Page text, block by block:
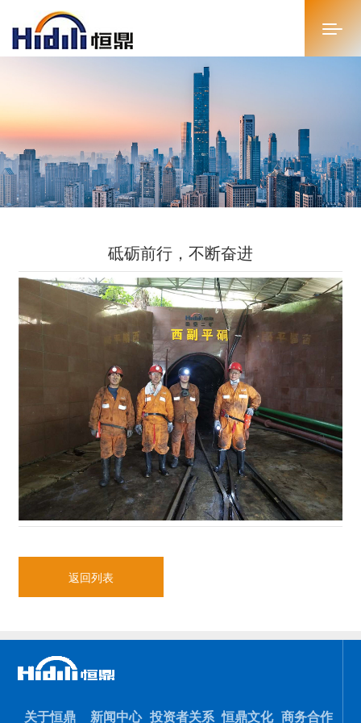
首页
关于恒鼎
新闻中心
恒鼎文化
商务合作
人才招聘
砥砺前行，不断奋进
返回列表
关于恒鼎 新闻中心 投资者关系 恒鼎文化 商务合作